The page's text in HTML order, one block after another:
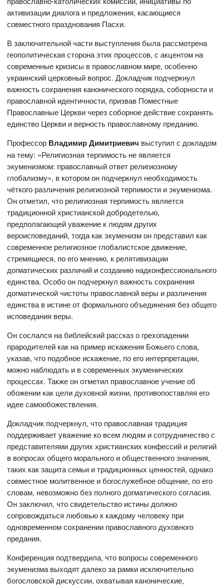
активизации диалога и предложения, касающиеся
совместного празднования Пасхи.
В заключительной части выступления была рассмотрена
геополитическая сторона этих процессов, с акцентом на
современные кризисы в православном мире, особенно
украинский церковный вопрос. Докладчик подчеркнул
важность сохранения канонического порядка, соборности и
православной идентичности, призвав Поместные
Православные Церкви через соборное действие сохранять
единство Церкви и верность православному преданию.
Профессор Владимир Димитриевич выступил с докладом
на тему: «Религиозная терпимость не является
экуменизмом: православный ответ религиозному
глобализму», в котором он подчеркнул необходимость
чёткого различения религиозной терпимости и экуменизма.
Он отметил, что религиозная терпимость является
традиционной христианской добродетелью,
предполагающей уважение к людям других
вероисповеданий, тогда как экуменизм он представил как
современное религиозное глобалистское движение,
стремящиеся, по его мнению, к релятивизации
догматических различий и созданию надконфессионального
единства. Особо он подчеркнул важность сохранения
догматической чистоты православной веры и различения
единства в истине от формального объединения без общего
исповедания веры.
Он сослался на библейский рассказ о грехопадении
прародителей как на пример искажения Божьего слова,
указав, что подобное искажение, по его интерпретации,
можно наблюдать и в современных экуменических
процессах. Также он отметил православное учение об
обожении как цели духовной жизни, противопоставляя его
идее самообожествления.
Докладчик подчеркнул, что православная традиция
поддерживает уважение ко всем людям и сотрудничество с
представителями других христианских конфессий и религий
в вопросах общего морального и общественного значения,
таких как защита семьи и традиционных ценностей, однако
совместное молитвенное и богослужебное общение, по его
словам, невозможно без полного догматического согласия.
Он заключил, что свидетельство истины должно
сопровождаться любовью к каждому человеку при
одновременном сохранении православного духовного
предания.
Конференция подтвердила, что вопросы современного
экуменизма выходят далеко за рамки исключительно
богословской дискуссии, охватывая канонические,